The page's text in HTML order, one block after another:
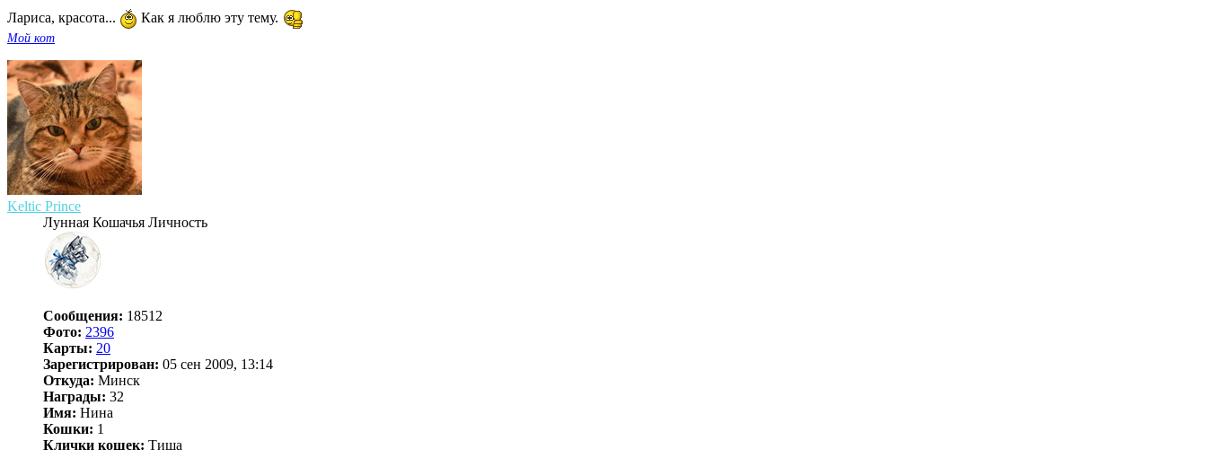
Лариса, красота... Как я люблю эту тему.
Мой кот
Keltic Prince
Лунная Кошачья Личность
Сообщения: 18512
Фото: 2396
Карты: 20
Зарегистрирован: 05 сен 2009, 13:14
Откуда: Минск
Награды: 32
Имя: Нина
Кошки: 1
Клички кошек: Тиша